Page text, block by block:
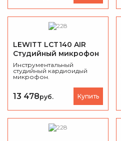
LEWITT LCT140 AIR
Студийный микрофон
Инструментальный
студийный кардиоидый
микрофон.
13 478руб. Купить